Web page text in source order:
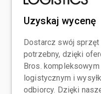
Uzyskaj wycenę
Dostarcz swój
potrzebny, dzięki
Bros.
logistycznym i
odbiorcy. Dzięki